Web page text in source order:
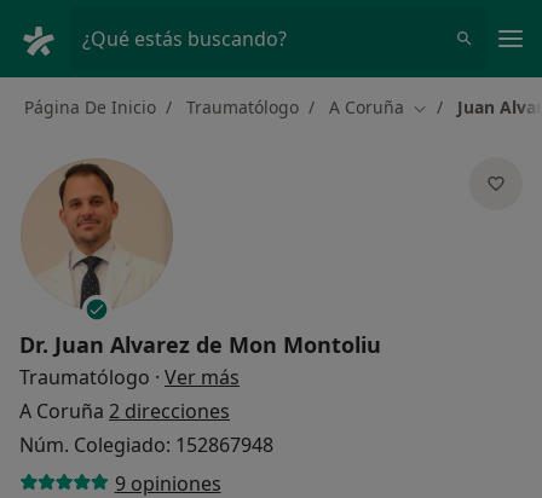
¿Qué estás buscando?
Página De Inicio Traumatólogo A Coruña Cambiar de
Juan
Dr. Juan Alvarez de Mon Montoliu
Traumatólogo · Ver más
A Coruña 2 direcciones
Núm. Colegiado: 152867948
9 opiniones